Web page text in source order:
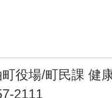
役場/町民課 健
2111